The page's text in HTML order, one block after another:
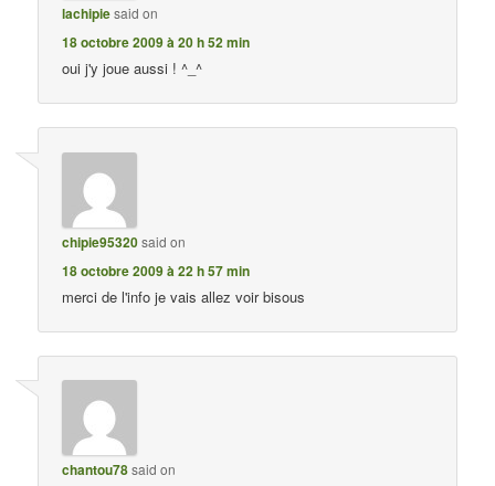
lachipiesaid on
18 octobre 2009 à 20 h 52 min
oui j'y joue aussi ! ^_^
chipie95320said on
18 octobre 2009 à 22 h 57 min
merci de l'info je vais allez voir bisous
chantou78said on